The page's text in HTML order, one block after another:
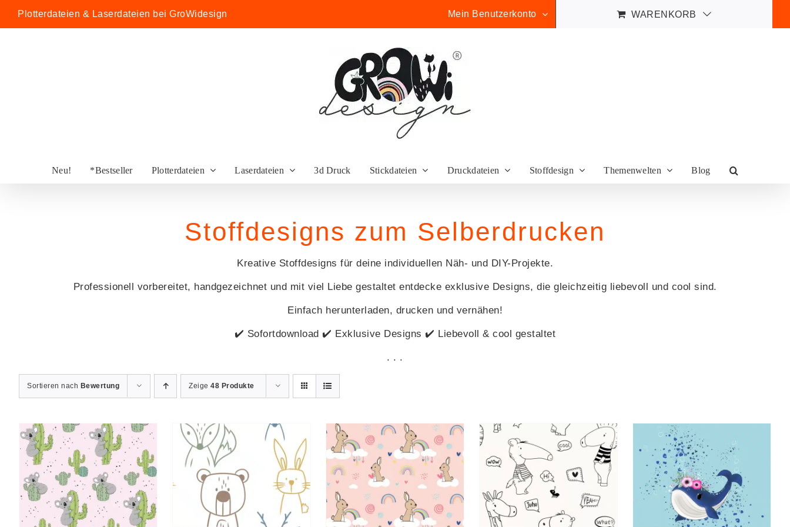
Inhalt
Plotterdateien & Laserdateien bei GroWidesign Mein Benutzerkonto WARENKORB
Neu! *Bestseller Plotterdateien Laserdateien 3d Druck Stickdateien Druckdateien Stoffdesign Themenwelten Blog
Stoffdesigns zum Selberdrucken
Kreative Stoffdesigns für deine individuellen Näh- und DIY-Projekte.
Professionell vorbereitet, handgezeichnet und mit viel Liebe gestaltet entdecke exklusive Designs, die gleichzeitig liebevoll und cool sind.
Einfach herunterladen, drucken und vernähen!
✔️ Sofortdownload ✔️ Exklusive Designs ✔️ Liebevoll & cool gestaltet
. . .
Sortieren nach Bewertung Zeige 48 Produkte
AUSFÜHRUNG
WÄHLEN DIESES
PRODUKT
WEIST
/ DETAILS
AUSFÜHRUNG
WÄHLEN
DIESES
PRODUKT
WEIST
DETAILS
AUSFÜHRUNG
WÄHLEN
DIESES
PRODUKT
WEIST
/ DETAILS
AUSFÜHRUNG
WÄHLEN DIESES
PRODUKT
WEIST
DETAILS